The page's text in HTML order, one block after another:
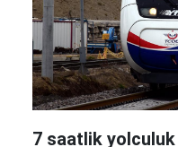
7 saatlik